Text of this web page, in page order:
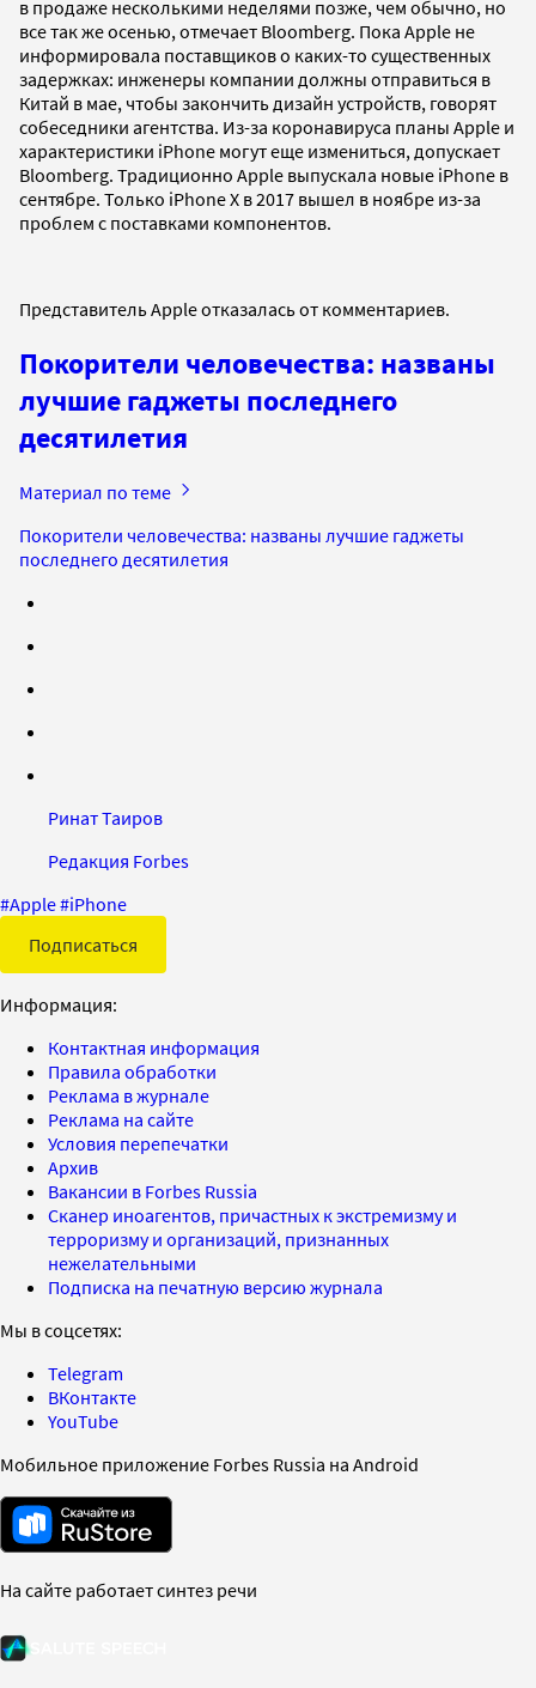
в продаже несколькими неделями позже, чем обычно, но
все так же осенью, отмечает Bloomberg. Пока Apple не
информировала поставщиков о каких-то существенных
задержках: инженеры компании должны отправиться в
Китай в мае, чтобы закончить дизайн устройств, говорят
собеседники агентства. Из-за коронавируса планы Apple и
характеристики iPhone могут еще измениться, допускает
Bloomberg. Традиционно Apple выпускала новые iPhone в
сентябре. Только iPhone X в 2017 вышел в ноябре из-за
проблем с поставками компонентов.
Представитель Apple отказалась от комментариев.
Покорители человечества: названы
лучшие гаджеты последнего
десятилетия
Материал по теме
Покорители человечества: названы лучшие гаджеты
последнего десятилетия
Ринат Таиров
Редакция Forbes
#Apple#iPhone
Подписаться
Информация:
Контактная информация
Правила обработки
Реклама в журнале
Реклама на сайте
Условия перепечатки
Архив
Вакансии в Forbes Russia
Сканер иноагентов, причастных к экстремизму и
терроризму и организаций, признанных
нежелательными
Подписка на печатную версию журнала
Мы в соцсетях:
Telegram
ВКонтакте
YouTube
Мобильное приложение Forbes Russia на Android
На сайте работает синтез речи